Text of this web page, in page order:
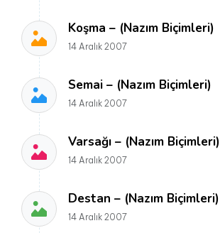
Koşma – (Nazım Biçimleri)
14 Aralık 2007
Semai – (Nazım Biçimleri)
14 Aralık 2007
Varsağı – (Nazım Biçimleri)
14 Aralık 2007
Destan – (Nazım Biçimleri)
14 Aralık 2007